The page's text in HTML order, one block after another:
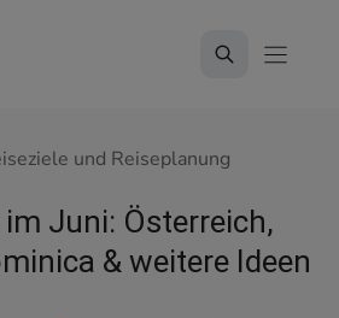
und Reiseplanung
im Juni: Österreich,
& weitere Ideen